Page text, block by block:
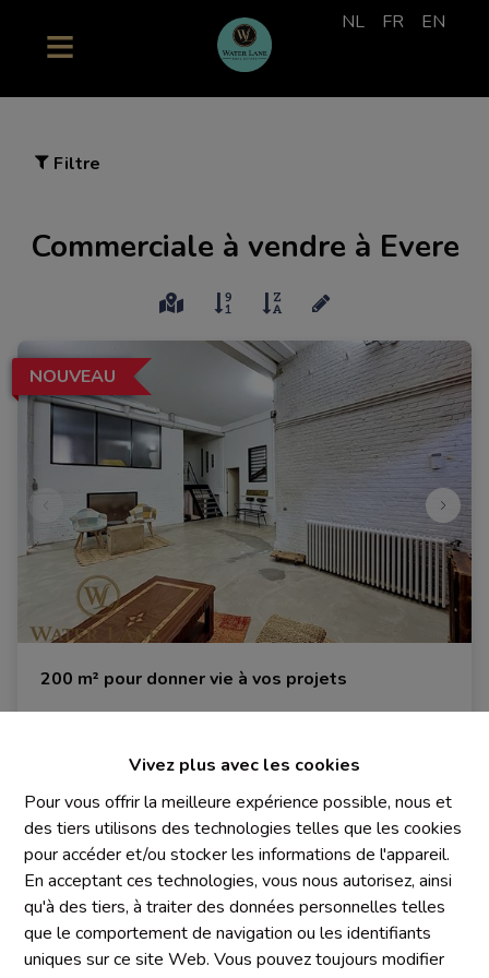
Vivez plus avec les cookies
Pour vous offrir la meilleure expérience possible, nous et
des tiers utilisons des technologies telles que les cookies
pour accéder et/ou stocker les informations de l'appareil.
En acceptant ces technologies, vous nous autorisez, ainsi
qu'à des tiers, à traiter des données personnelles telles
que le comportement de navigation ou les identifiants
uniques sur ce site Web. Vous pouvez toujours modifier
NL FR EN
Filtre
Commerciale à vendre à Evere
NOUVEAU
200 m² pour donner vie à vos projets
€ 290.000
1